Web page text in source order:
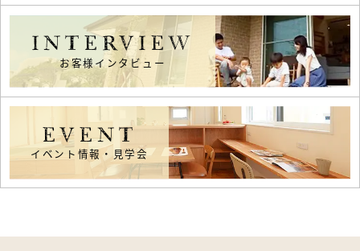
INTERVIEW
お客様インタビュー
EVENT
イベント情報・見学会